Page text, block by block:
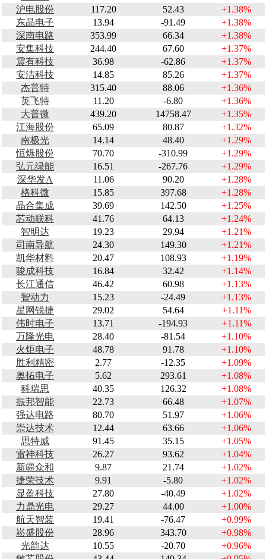
沪电股份
117.20 52.43
+1.38%
东晶电子
13.94 -91.49
+1.38%
深南电路
353.99 66.34
+1.38%
安集科技
244.40 67.60
+1.37%
震有科技
36.98 -62.86
+1.37%
安洁科技
14.85 85.26
+1.37%
杰普特
315.40 88.06
+1.36%
英飞特
11.20 -6.80
+1.36%
大普微
439.20 14758.47
+1.35%
江海股份
65.09 80.87
+1.32%
南极光
14.14 48.40
+1.29%
恒烁股份
70.70 -310.99
+1.29%
弘元绿能
16.51 -267.76
+1.29%
深华发A
11.06 90.20
+1.28%
格科微
15.85 397.68
+1.28%
晶合集成
39.69 142.50
+1.25%
芯动联科
41.76 64.13
+1.24%
智明达
19.23 29.94
+1.21%
司南导航
24.30 149.30
+1.21%
凯华材料
20.47 108.93
+1.19%
骏成科技
16.84 32.42
+1.14%
长江通信
46.42 60.98
+1.13%
智动力
15.23 -24.49
+1.13%
星网锐捷
29.02 54.64
+1.11%
伟时电子
13.71 -194.93
+1.11%
万隆光电
28.40 -81.54
+1.10%
火炬电子
48.78 91.78
+1.10%
胜利精密
2.77 -12.35
+1.09%
奥拓电子
5.62 293.61
+1.08%
科瑞思
40.35 126.32
+1.08%
振邦智能
22.73 66.48
+1.07%
强达电路
80.70 51.97
+1.06%
崇达技术
12.44 63.66
+1.06%
思特威
91.45 35.15
+1.05%
雷神科技
26.27 93.62
+1.04%
新疆众和
9.87 21.74
+1.02%
捷荣技术
9.91 -5.80
+1.02%
显盈科技
27.80 -40.49
+1.02%
力鼎光电
29.27 44.00
+1.00%
航天智装
19.41 -76.47
+0.99%
崧盛股份
28.96 343.70
+0.98%
光韵达
10.55 -20.70
+0.96%